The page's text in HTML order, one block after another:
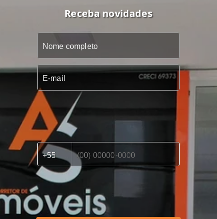
Receba novidades